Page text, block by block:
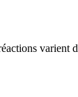
varient